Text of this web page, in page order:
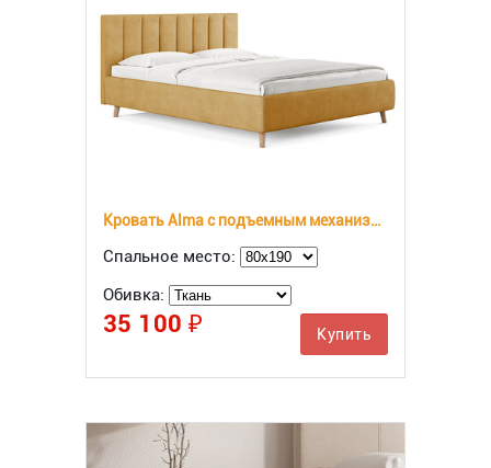
Кровать Alma с подъемным механизмом
Спальное место:
Обивка:
35 100 ₽ Купить